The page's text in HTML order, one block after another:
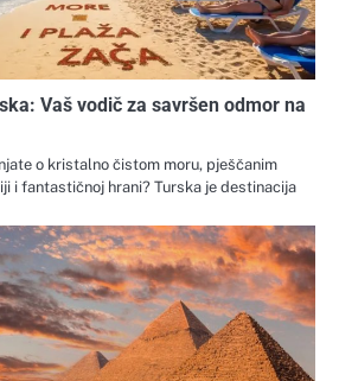
Vaš vodič za savršen odmor na
o kristalno čistom moru, pješčanim
i fantastičnoj hrani? Turska je destinacija